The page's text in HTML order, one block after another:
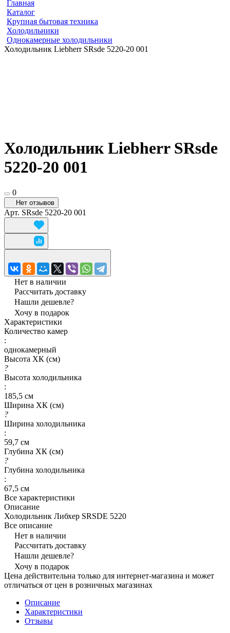
Главная
Каталог
Крупная бытовая техника
Холодильники
Однокамерные холодильники
Холодильник Liebherr SRsde 5220-20 001
Холодильник Liebherr SRsde
5220-20 001
0
Нет отзывов
Арт. SRsde 5220-20 001
Нет в наличии
Рассчитать доставку
Нашли дешевле?
Хочу в подарок
Характеристики
Количество камер
:
однокамерный
Высота ХК (см)
?
Высота холодильника
:
185,5 см
Ширина ХК (см)
?
Ширина холодильника
:
59,7 см
Глубина ХК (см)
?
Глубина холодильника
:
67,5 см
Все характеристики
Описание
Холодильник Либхер SRSDE 5220
Все описание
Нет в наличии
Рассчитать доставку
Нашли дешевле?
Хочу в подарок
Цена действительна только для интернет-магазина и может
отличаться от цен в розничных магазинах
Описание
Характеристики
Отзывы